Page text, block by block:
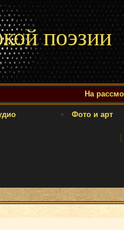
поэзии
На
Фото и арт
[